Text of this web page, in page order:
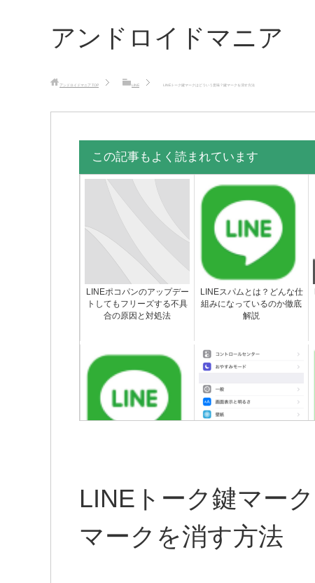
アンドロイドマニア
アンドロイドマニア TOP LINE LINEトーク鍵マークはどういう意味？鍵マークを消す方法
この記事もよく読まれています
LINEポコパンのアップデー
トしてもフリーズする不具
合の原因と対処法
LINEスパムとは？どんな仕
組みになっているのか徹底
解説
合の対処法まとめ
LINEトーク鍵マー
マークを消す方法